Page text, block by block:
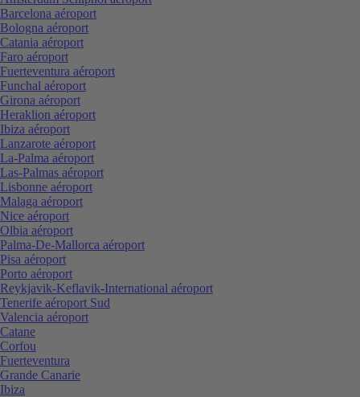
Barcelona aéroport
Bologna aéroport
Catania aéroport
Faro aéroport
Fuerteventura aéroport
Funchal aéroport
Girona aéroport
Heraklion aéroport
Ibiza aéroport
Lanzarote aéroport
La-Palma aéroport
Las-Palmas aéroport
Lisbonne aéroport
Malaga aéroport
Nice aéroport
Olbia aéroport
Palma-De-Mallorca aéroport
Pisa aéroport
Porto aéroport
Reykjavik-Keflavik-International aéroport
Tenerife aéroport Sud
Valencia aéroport
Catane
Corfou
Fuerteventura
Grande Canarie
Ibiza